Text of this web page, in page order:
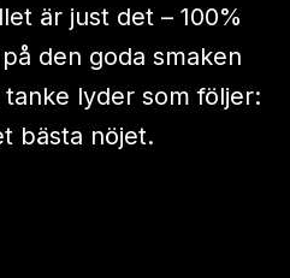
är just det – 100%
den goda smaken
lyder som följer:
bästa nöjet.